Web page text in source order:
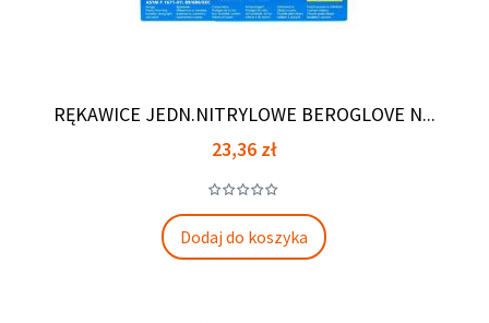
RĘKAWICE JEDN.NITRYLOWE BEROGLOVE N...
Cena
23,36 zł
Dodaj do koszyka